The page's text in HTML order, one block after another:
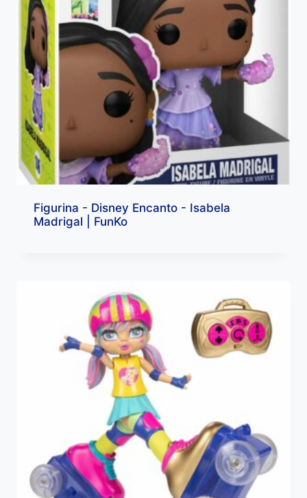
Figurina - Disney Encanto - Isabela
Madrigal | FunKo